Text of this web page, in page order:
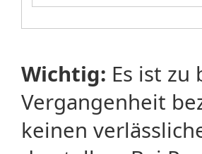
Wichtig: Es ist zu
Vergangenheit
keinen